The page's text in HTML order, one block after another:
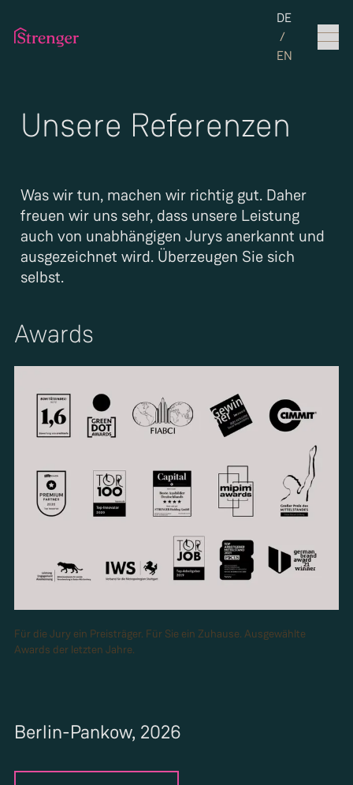
Set the
DE
/
EN
Unsere Referenzen
Was wir tun, machen wir richtig gut. Daher
freuen wir uns sehr, dass unsere Leistung
auch von unabhängigen Jurys anerkannt und
ausgezeichnet wird. Überzeugen Sie sich
selbst.
Awards
Für die Jury ein Preisträger. Für Sie ein Zuhause. Ausgewählte
Awards der letzten Jahre.
Berlin-Pankow, 2026